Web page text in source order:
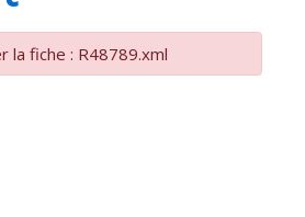
la fiche : R48789.xml